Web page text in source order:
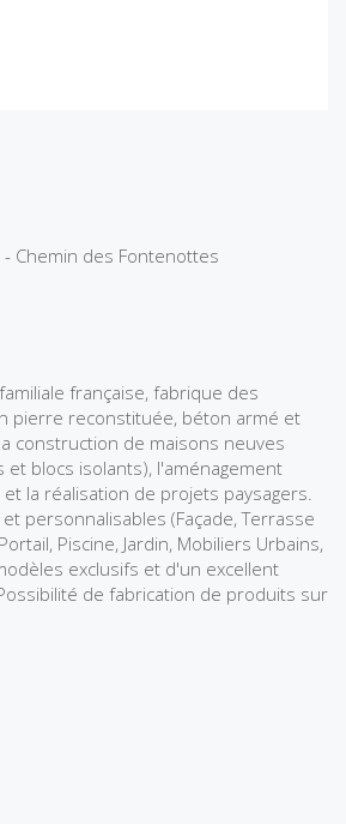
Chemin des Fontenottes
française, fabrique des
pierre reconstituée, béton armé et
construction de maisons neuves
blocs isolants), l'aménagement
la réalisation de projets paysagers.
personnalisables (Façade, Terrasse
Piscine, Jardin, Mobiliers Urbains,
exclusifs et d'un excellent
de fabrication de produits sur